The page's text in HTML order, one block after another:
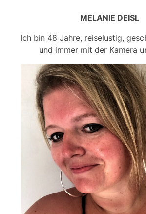
MELANIE DEISL
Ich bin 48 Jahre, reiselustig,
und immer mit der Kamera